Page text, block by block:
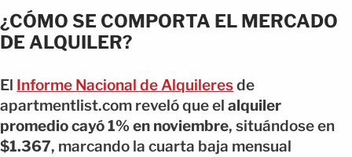
¿CÓMO SE COMPORTA EL MERCADO
DE ALQUILER?
El Informe Nacional de Alquileresde
apartmentlist.com reveló que el alquiler
promedio cayó 1% en noviembre, situándose en
$1.367, marcando la cuarta baja mensual